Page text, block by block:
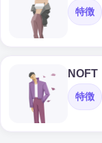
特徴
NOFT
特徴